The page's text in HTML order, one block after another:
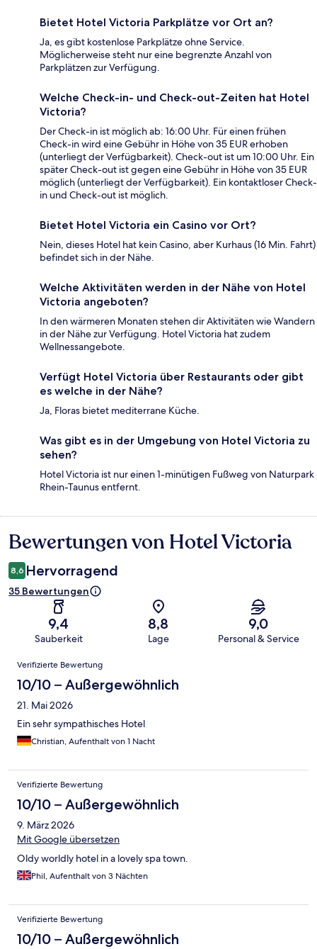
Bietet Hotel Victoria Parkplätze vor Ort an?
Ja, es gibt kostenlose Parkplätze ohne Service.
Möglicherweise steht nur eine begrenzte Anzahl von
Parkplätzen zur Verfügung.
Welche Check-in- und Check-out-Zeiten hat Hotel
Victoria?
Der Check-in ist möglich ab: 16:00 Uhr. Für einen frühen
Check-in wird eine Gebühr in Höhe von 35 EUR erhoben
(unterliegt der Verfügbarkeit). Check-out ist um 10:00 Uhr. Ein
später Check-out ist gegen eine Gebühr in Höhe von 35 EUR
möglich (unterliegt der Verfügbarkeit). Ein kontaktloser Check-
in und Check-out ist möglich.
Bietet Hotel Victoria ein Casino vor Ort?
Nein, dieses Hotel hat kein Casino, aber Kurhaus (16 Min. Fahrt)
befindet sich in der Nähe.
Welche Aktivitäten werden in der Nähe von Hotel
Victoria angeboten?
In den wärmeren Monaten stehen dir Aktivitäten wie Wandern
in der Nähe zur Verfügung. Hotel Victoria hat zudem
Wellnessangebote.
Verfügt Hotel Victoria über Restaurants oder gibt
es welche in der Nähe?
Ja, Floras bietet mediterrane Küche.
Was gibt es in der Umgebung von Hotel Victoria zu
sehen?
Hotel Victoria ist nur einen 1-minütigen Fußweg von Naturpark
Rhein-Taunus entfernt.
Bewertungen
Bewertungen von Hotel Victoria
8,6 Hervorragend
35 Bewertungen
9,4
Sauberkeit
8,8
Lage
9,0
Personal & Service
Bewertungen
Verifizierte Bewertung
10/10 – Außergewöhnlich
21. Mai 2026
Ein sehr sympathisches Hotel
Christian, Aufenthalt von 1 Nacht
Verifizierte Bewertung
10/10 – Außergewöhnlich
9. März 2026
Mit Google übersetzen
Oldy worldly hotel in a lovely spa town.
Phil, Aufenthalt von 3 Nächten
Verifizierte Bewertung
10/10 – Außergewöhnlich